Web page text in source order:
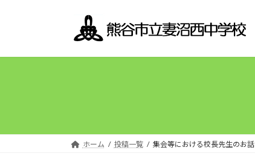
プ
動
ホーム 投稿一覧 集会等における校長先生のお話